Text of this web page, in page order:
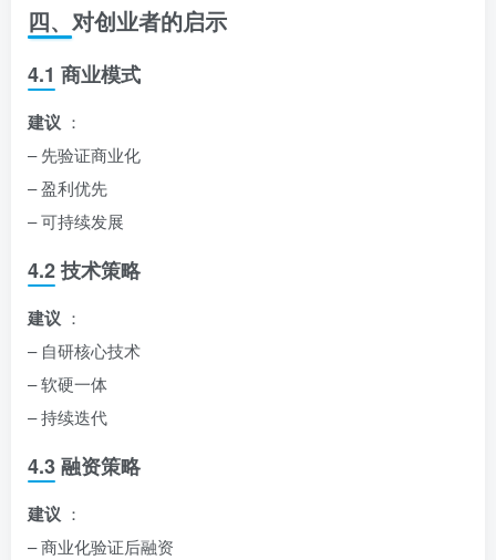
四、对创业者的启示
4.1 商业模式
建议 ：
– 先验证商业化
– 盈利优先
– 可持续发展
4.2 技术策略
建议 ：
– 自研核心技术
– 软硬一体
– 持续迭代
4.3 融资策略
建议 ：
– 商业化验证后融资